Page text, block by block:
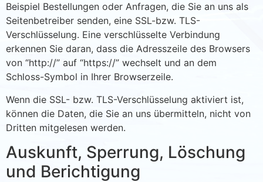
Beispiel Bestellungen oder Anfragen, die Sie an uns als
Seitenbetreiber senden, eine SSL-bzw. TLS-
Verschlüsselung. Eine verschlüsselte Verbindung
erkennen Sie daran, dass die Adresszeile des Browsers
von “http://” auf “https://” wechselt und an dem
Schloss-Symbol in Ihrer Browserzeile.
Wenn die SSL- bzw. TLS-Verschlüsselung aktiviert ist,
können die Daten, die Sie an uns übermitteln, nicht von
Dritten mitgelesen werden.
Auskunft, Sperrung, Löschung
und Berichtigung